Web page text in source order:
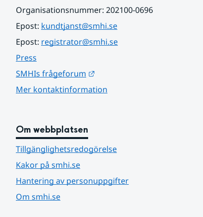
Organisationsnummer: 202100-0696
Epost: kundtjanst@smhi.se
Epost: registrator@smhi.se
Press
SMHIs frågeforum
Mer kontaktinformation
Om webbplatsen
Tillgänglighetsredogörelse
Kakor på smhi.se
Hantering av personuppgifter
Om smhi.se